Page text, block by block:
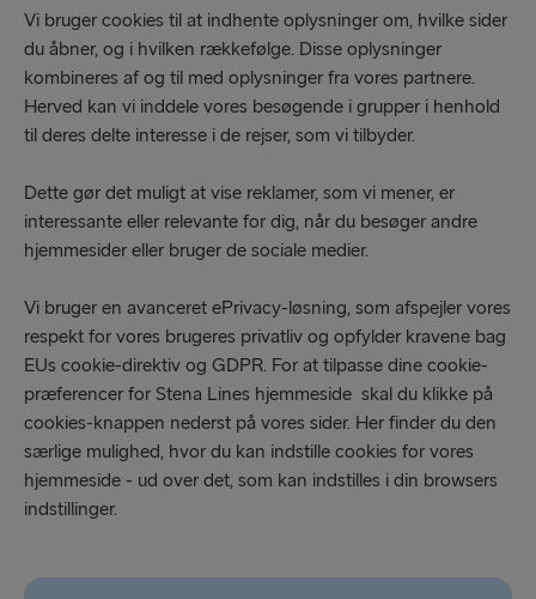
Vi bruger cookies til at indhente oplysninger om, hvilke sider
du åbner, og i hvilken rækkefølge. Disse oplysninger
kombineres af og til med oplysninger fra vores partnere.
Herved kan vi inddele vores besøgende i grupper i henhold
til deres delte interesse i de rejser, som vi tilbyder.
Dette gør det muligt at vise reklamer, som vi mener, er
interessante eller relevante for dig, når du besøger andre
hjemmesider eller bruger de sociale medier.
Vi bruger en avanceret ePrivacy-løsning, som afspejler vores
respekt for vores brugeres privatliv og opfylder kravene bag
EUs cookie-direktiv og GDPR. For at tilpasse dine cookie-
præferencer for Stena Lines hjemmeside skal du klikke på
cookies-knappen nederst på vores sider. Her finder du den
særlige mulighed, hvor du kan indstille cookies for vores
hjemmeside - ud over det, som kan indstilles i din browsers
indstillinger.